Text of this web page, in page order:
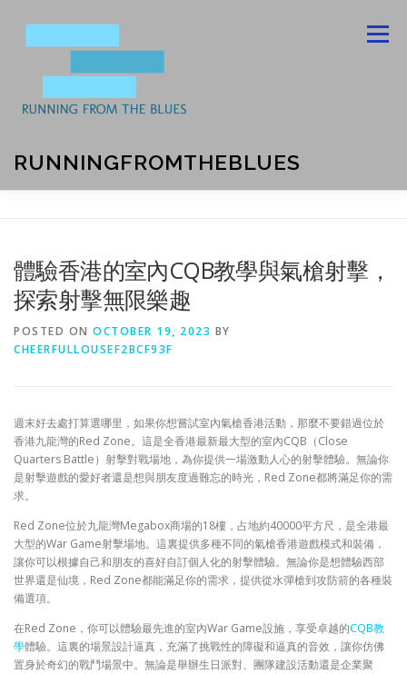
content
RUNNINGFROMTHEBLUES
Menu
PRIVACY POLICY
體驗香港的室內CQB教學與氣槍射擊，
探索射擊無限樂趣
POSTED ON OCTOBER 19, 2023 BY
CHEERFULLOUSEF2BCF93F
週末好去處打算選哪里，如果你想嘗試室內氣槍香港活動，那麼不要錯過位於
香港九龍灣的Red Zone。這是全香港最新最大型的室內CQB（Close
Quarters Battle）射擊對戰場地，為你提供一場激動人心的射擊體驗。無論你
是射擊遊戲的愛好者還是想與朋友度過難忘的時光，Red Zone都將滿足你的需
求。
Red Zone位於九龍灣Megabox商場的18樓，占地約40000平方尺，是全港最
大型的War Game射擊場地。這裏提供多種不同的氣槍香港遊戲模式和裝備，
讓你可以根據自己和朋友的喜好自訂個人化的射擊體驗。無論你是想體驗西部
世界還是仙境，Red Zone都能滿足你的需求，提供從水彈槍到攻防箭的各種裝
備選項。
在Red Zone，你可以體驗最先進的室內War Game設施，享受卓越的CQB教
學體驗。這裏的場景設計逼真，充滿了挑戰性的障礙和逼真的音效，讓你仿佛
置身於奇幻的戰鬥場景中。無論是舉辦生日派對、團隊建設活動還是企業聚